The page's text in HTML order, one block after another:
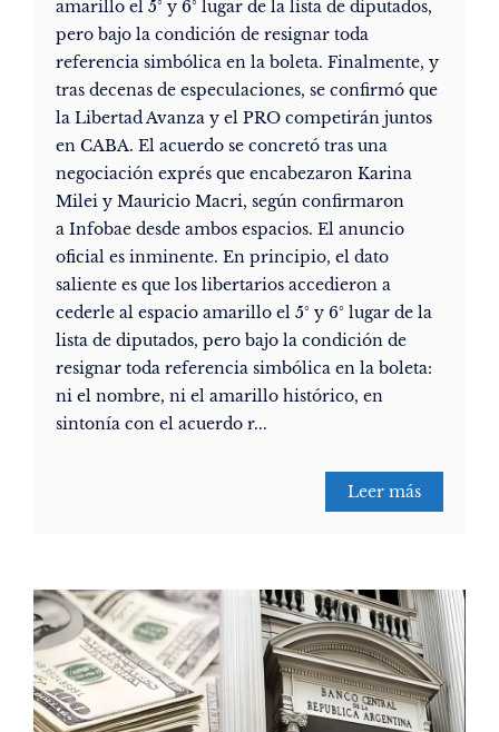
amarillo el 5° y 6° lugar de la lista de diputados,
pero bajo la condición de resignar toda
referencia simbólica en la boleta. Finalmente, y
tras decenas de especulaciones, se confirmó que
la Libertad Avanza y el PRO competirán juntos
en CABA. El acuerdo se concretó tras una
negociación exprés que encabezaron Karina
Milei y Mauricio Macri, según confirmaron
a Infobae desde ambos espacios. El anuncio
oficial es inminente. En principio, el dato
saliente es que los libertarios accedieron a
cederle al espacio amarillo el 5° y 6° lugar de la
lista de diputados, pero bajo la condición de
resignar toda referencia simbólica en la boleta:
ni el nombre, ni el amarillo histórico, en
sintonía con el acuerdo r...
Leer más